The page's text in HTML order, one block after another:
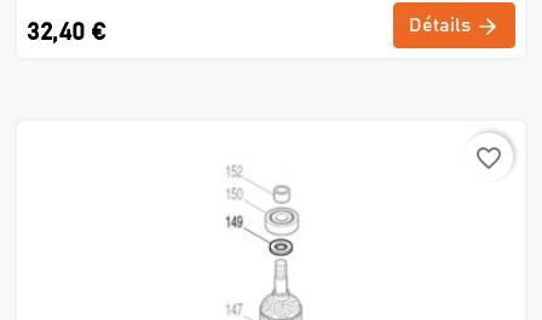
32,40 € Détails
favorite_border